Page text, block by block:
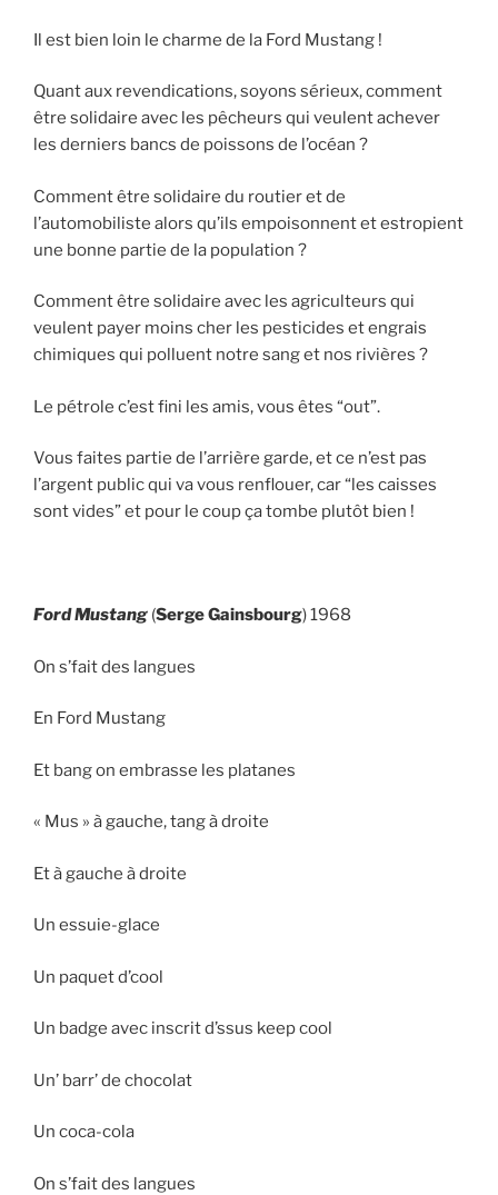
Il est bien loin le charme de la Ford Mustang !
Quant aux revendications, soyons sérieux, comment
être solidaire avec les pêcheurs qui veulent achever
les derniers bancs de poissons de l’océan ?
Comment être solidaire du routier et de
l’automobiliste alors qu’ils empoisonnent et estropient
une bonne partie de la population ?
Comment être solidaire avec les agriculteurs qui
veulent payer moins cher les pesticides et engrais
chimiques qui polluent notre sang et nos rivières ?
Le pétrole c’est fini les amis, vous êtes “out”.
Vous faites partie de l’arrière garde, et ce n’est pas
l’argent public qui va vous renflouer, car “les caisses
sont vides” et pour le coup ça tombe plutôt bien !
Ford Mustang (Serge Gainsbourg) 1968
On s’fait des langues
En Ford Mustang
Et bang on embrasse les platanes
« Mus » à gauche, tang à droite
Et à gauche à droite
Un essuie-glace
Un paquet d’cool
Un badge avec inscrit d’ssus keep cool
Un’ barr’ de chocolat
Un coca-cola
On s’fait des langues